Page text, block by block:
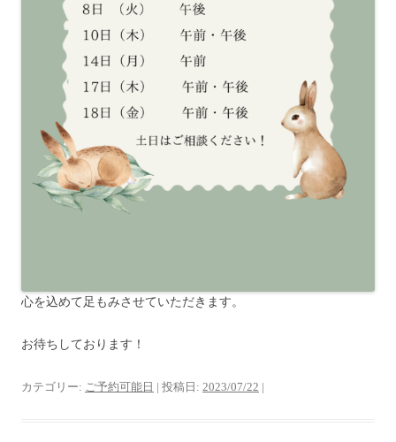
心を込めて足もみさせていただきます。
お待ちしております！
カテゴリー: ご予約可能日 | 投稿日: 2023/07/22 |